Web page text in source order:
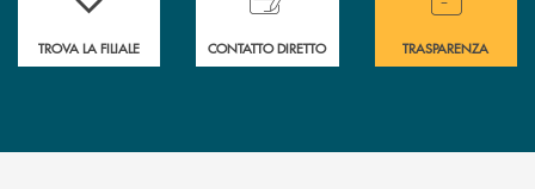
TROVA LA FILIALE CONTATTO DIRETTO TRASPARENZA